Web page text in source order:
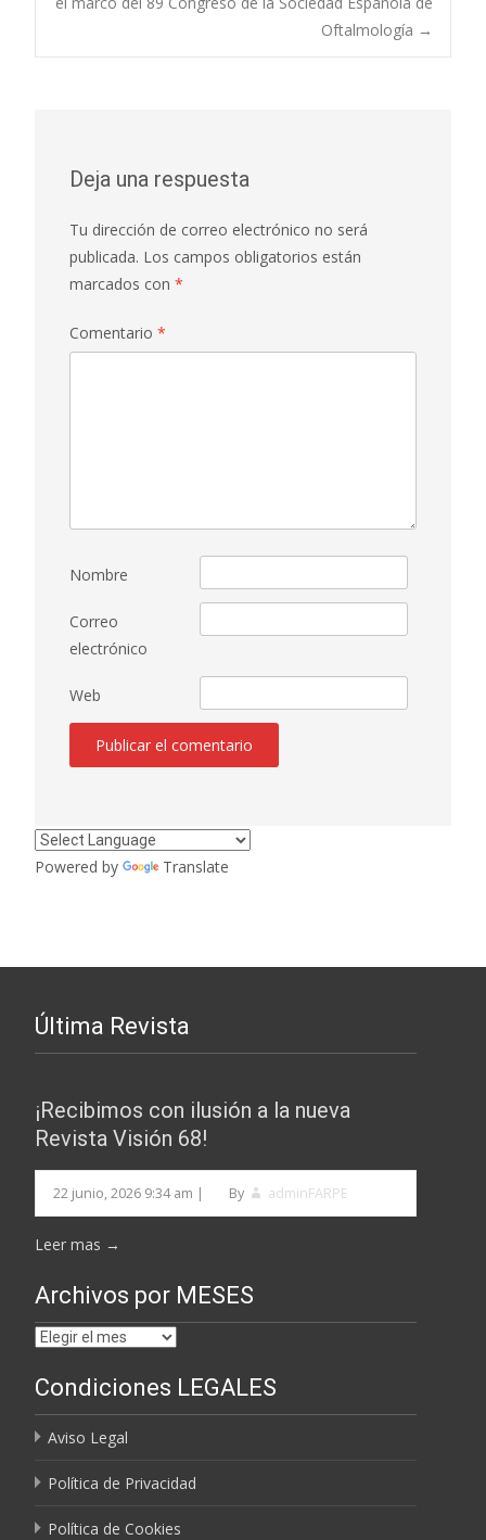
entradas
Oftalmología →
Deja una respuesta
Tu dirección de correo electrónico no será
publicada. Los campos obligatorios están
marcados con *
Comentario *
Nombre
Correo
electrónico
Web
Powered by Translate
Última Revista
¡Recibimos con ilusión a la nueva
Revista Visión 68!
22 junio, 2026 9:34 am | By adminFARPE
Leer mas →
Archivos por MESES
Archivos
MESES
Condiciones LEGALES
Aviso Legal
Política de Privacidad
Política de Cookies